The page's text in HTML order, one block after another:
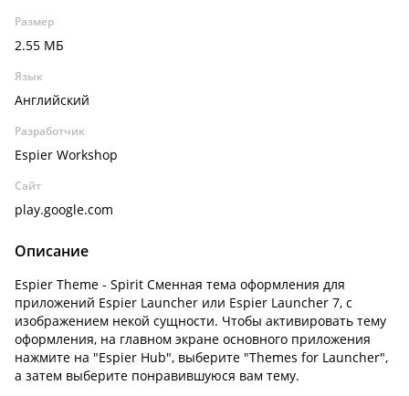
Размер
2.55 МБ
Язык
Английский
Разработчик
Espier Workshop
Сайт
play.google.com
Описание
Espier Theme - Spirit Сменная тема оформления для
приложений Espier Launcher или Espier Launcher 7, с
изображением некой сущности. Чтобы активировать тему
оформления, на главном экране основного приложения
нажмите на "Espier Hub", выберите "Themes for Launcher",
а затем выберите понравившуюся вам тему.